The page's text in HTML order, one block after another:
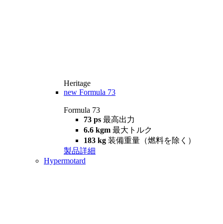
Heritage
new Formula 73
Formula 73
73 ps 最高出力
6.6 kgm 最大トルク
183 kg 装備重量（燃料を除く）
製品詳細
Hypermotard